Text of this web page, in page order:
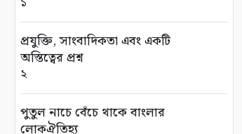
প্রযুক্তি, সাংবাদিকতা এবং একটি
অস্তিত্বের প্রশ্ন
২
পুতুল নাচে বেঁচে থাকে বাংলার
লোকঐতিহ্য